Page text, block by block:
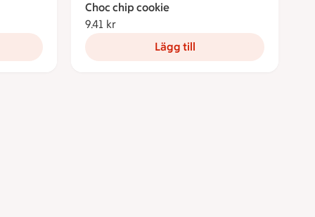
Choc chip cookie
9.41 kr
Lägg till